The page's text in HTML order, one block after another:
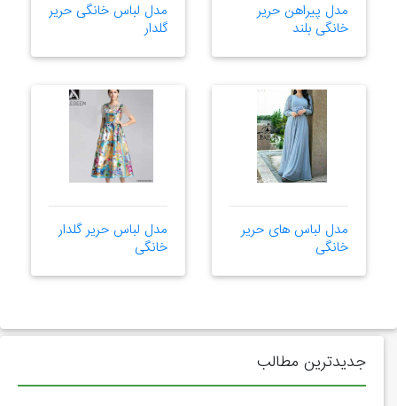
مدل پیراهن حریر
خانگی بلند
مدل لباس خانگی حریر
گلدار
مدل لباس های حریر
خانگی
مدل لباس حریر گلدار
خانگی
جدیدترین مطالب